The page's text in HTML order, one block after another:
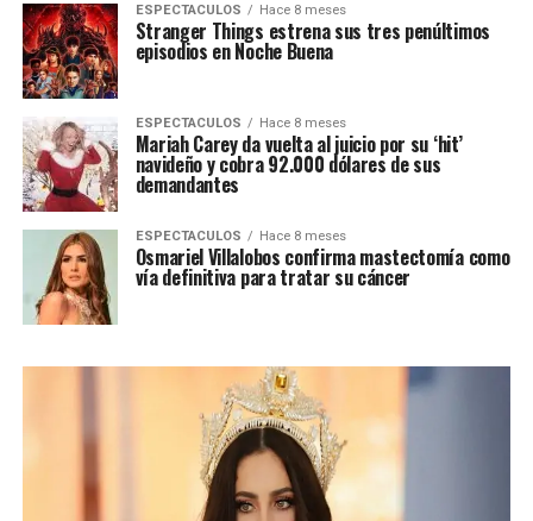
ESPECTACULOS Hace 8 meses
Stranger Things estrena sus tres penúltimos
episodios en Noche Buena
ESPECTACULOS Hace 8 meses
Mariah Carey da vuelta al juicio por su ‘hit’
navideño y cobra 92.000 dólares de sus
demandantes
ESPECTACULOS Hace 8 meses
Osmariel Villalobos confirma mastectomía como
vía definitiva para tratar su cáncer